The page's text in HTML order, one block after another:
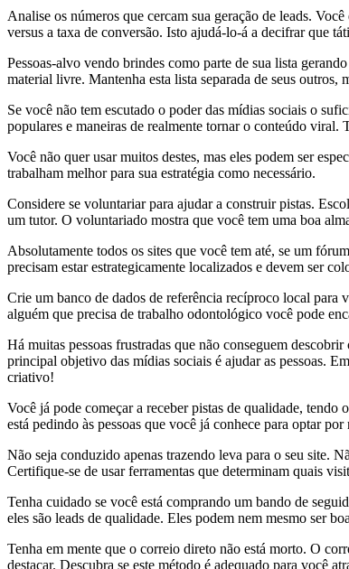
Analise os números que cercam sua geração de leads.
versus a taxa de conversão. Isto ajudá-lo-á a decifrar que
Pessoas-alvo vendo brindes como parte de sua lista
material livre. Mantenha esta lista separada de seus outros,
Se você não tem escutado o poder das mídias sociais o
populares e maneiras de realmente tornar o conteúdo viral.
Você não quer usar muitos destes, mas eles podem ser
trabalham melhor para sua estratégia como necessário.
Considere se voluntariar para ajudar a construir pistas.
um tutor. O voluntariado mostra que você tem uma boa
Absolutamente todos os sites que você tem até, se um
precisam estar estrategicamente localizados e devem ser
Crie um banco de dados de referência recíproco local para
alguém que precisa de trabalho odontológico você pode
Há muitas pessoas frustradas que não conseguem
principal objetivo das mídias sociais é ajudar as pessoas.
criativo!
Você já pode começar a receber pistas de qualidade,
está pedindo às pessoas que você já conhece para optar
Não seja conduzido apenas trazendo leva para o seu site.
Certifique-se de usar ferramentas que determinam quais
Tenha cuidado se você está comprando um bando de
eles são leads de qualidade. Eles podem nem mesmo ser
Tenha em mente que o correio direto não está morto. O
destacar. Descubra se este método é adequado para você